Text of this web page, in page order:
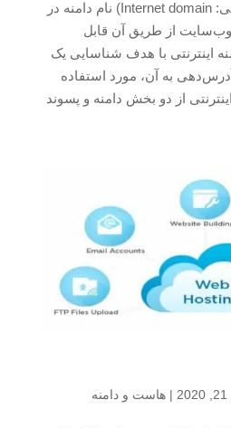
دامنه اینترنتی (به انگلیسی: Internet domain) نام دامنه در
از طریق آن قابل
اینترنتی با هدف شناسایی یک
به آن، مورد استفاده
از دو بخش دامنه و پسوند
| هاست و دامنه